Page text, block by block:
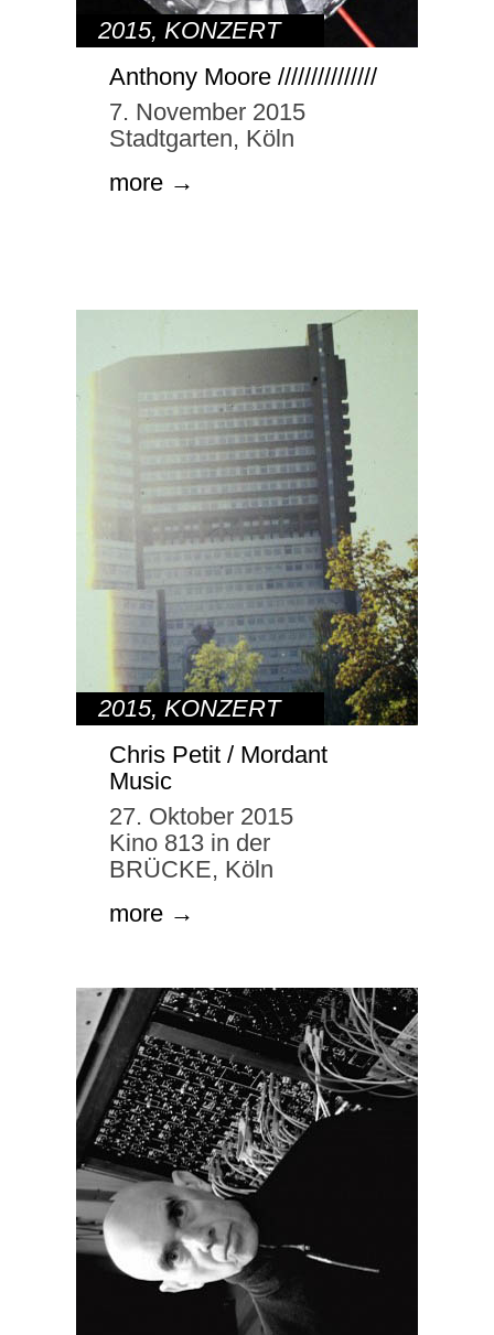
2015, KONZERT
Anthony Moore ///////////////
7. November 2015
Stadtgarten, Köln
more →
2015, KONZERT
Chris Petit / Mordant
Music
27. Oktober 2015
Kino 813 in der
BRÜCKE, Köln
more →